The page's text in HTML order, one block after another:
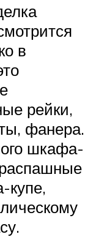
в
рейки,
фанера.
шкафа-
купе,